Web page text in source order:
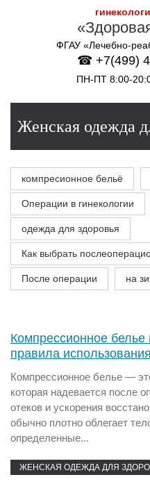
ФГАУ «Лечебно-
☎ +7(499)
ПН-ПТ 8:00-
Женская одежда
компресионное бельё
Операции в гинекологии
одежда для здоровья
Как выбрать
После операции на
Компрессионное
правила использования
Компрессионное белье —
которая надевается после
отеков и ускорения
обычно плотно облегает
определенные...
ЖЕНСКАЯ ОДЕЖДА ДЛЯ